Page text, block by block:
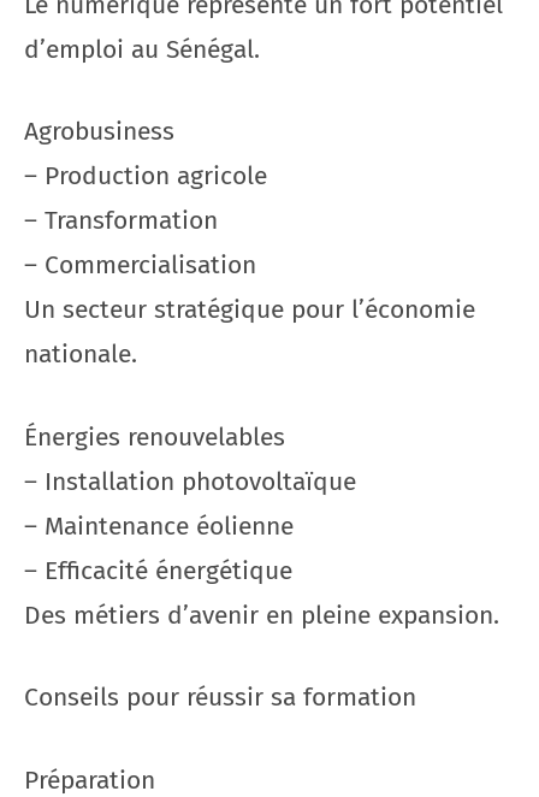
d’emploi au Sénégal.
Agrobusiness
– Production agricole
– Transformation
– Commercialisation
Un secteur stratégique pour l’économie
nationale.
Énergies renouvelables
– Installation photovoltaïque
– Maintenance éolienne
– Efficacité énergétique
Des métiers d’avenir en pleine expansion.
Conseils pour réussir sa formation
Préparation